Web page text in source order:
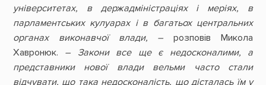
університетах, в держадміністраціях і меріях, в
парламентських кулуарах і в багатьох центральних
органах виконавчої влади, –розповів Микола
Хавронюк. – Закони все ще є недосконалими, а
представники нової влади вельми часто стали
відчувати, що така недосконалість, що дісталась їм у